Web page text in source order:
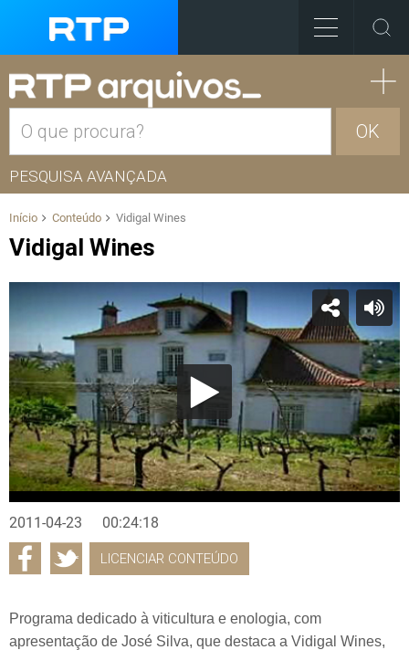
OK
PESQUISA AVANÇADA
Início Conteúdo Vidigal Wines
Vidigal Wines
2011-04-23 00:24:18
LICENCIAR CONTEÚDO
Programa dedicado à viticultura e enologia, com
apresentação de José Silva, que destaca a Vidigal Wines,